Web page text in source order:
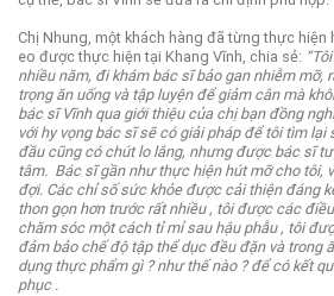
Chị Nhung, một khách hàng đã từng thực hiện
eo được thực hiện tại Khang Vĩnh, chia sẻ:
nhiều năm, đi khám bác sĩ bảo gan nhiễm mỡ,
trọng ăn uống và tập luyện để giảm cân mà
bác sĩ Vĩnh qua giới thiệu của chị bạn đồng
với hy vọng bác sĩ sẽ có giải pháp để tôi tìm lại
đầu cũng có chút lo lắng, nhưng được bác sĩ
tâm. Bác sĩ gần như thực hiện hút mỡ cho tôi,
đợi. Các chỉ số sức khỏe được cải thiện đáng
thon gọn hơn trước rất nhiều , tôi được các
chăm sóc một cách tỉ mỉ sau hậu phẫu , tôi
đảm bảo chế độ tập thể dục đều đặn và trong
dụng thực phẩm gì ? như thế nào ? để có kết
phục .